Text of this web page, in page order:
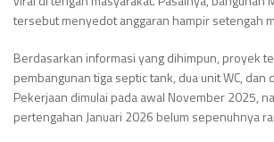
tersebut menyedot anggaran hampir setengah
Berdasarkan informasi yang dihimpun, proyek
pembangunan tiga septic tank, dua unit WC, dan
Pekerjaan dimulai pada awal November 2025,
pertengahan Januari 2026 belum sepenuhnya